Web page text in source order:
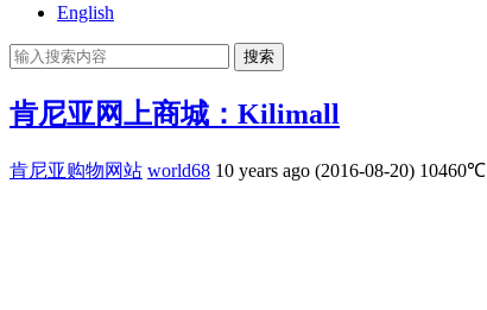
English
搜索
肯尼亚网上商城：Kilimall
肯尼亚购物网站 world68 10 years ago (2016-08-20) 10460℃